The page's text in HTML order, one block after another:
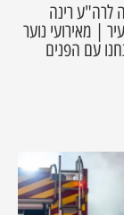
לרה"ע רינה
| מאירועי נוער
עם הפנים